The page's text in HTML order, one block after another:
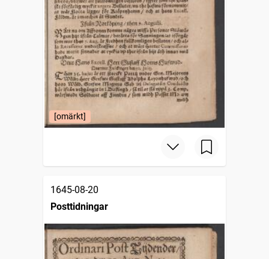
[omärkt]
1645-08-20
Posttidningar